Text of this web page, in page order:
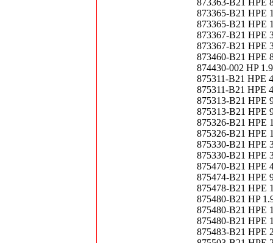
873363-B21 HPE
873365-B21 HPE
873365-B21 HPE
873367-B21 HPE
873367-B21 HPE
873460-B21 HPE
874430-002 HP
875311-B21 HPE
875311-B21 HPE
875313-B21 HPE
875313-B21 HPE
875326-B21 HPE
875326-B21 HPE
875330-B21 HPE
875330-B21 HPE
875470-B21 HPE
875474-B21 HPE
875478-B21 HPE
875480-B21 HP
875480-B21 HPE
875480-B21 HPE
875483-B21 HPE